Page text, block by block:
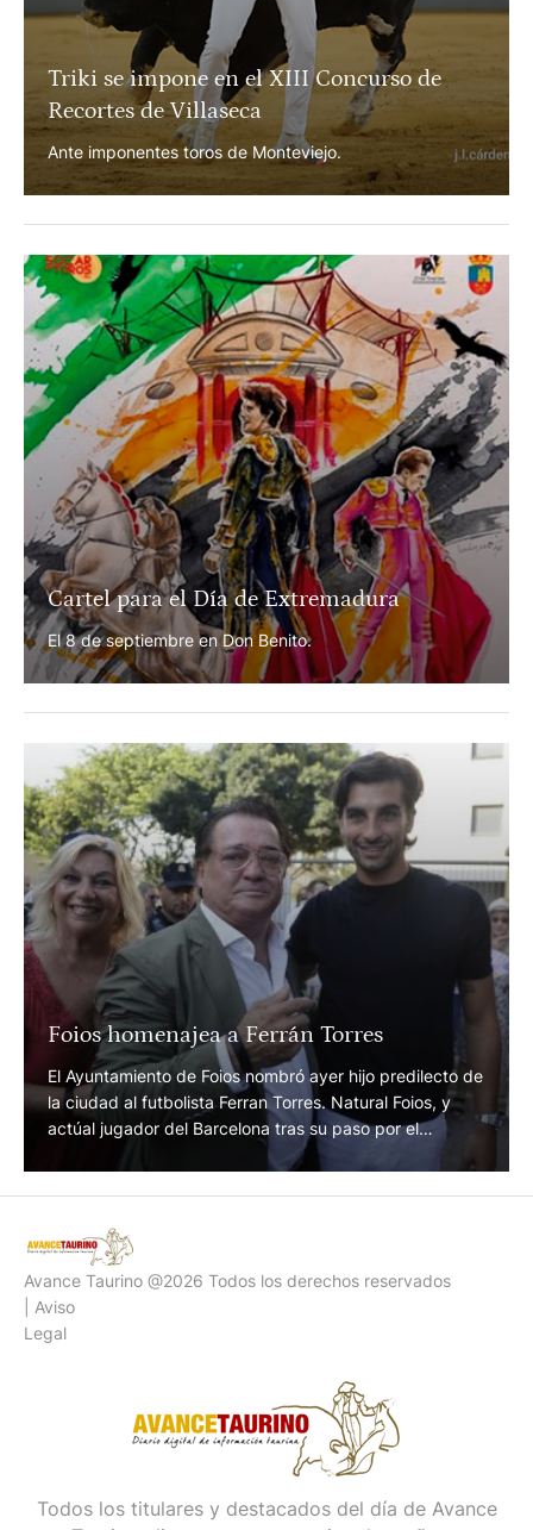
Triki se impone en el XIII Concurso de
Recortes de Villaseca
Ante imponentes toros de Monteviejo.
Cartel para el Día de Extremadura
El 8 de septiembre en Don Benito.
Foios homenajea a Ferrán Torres
El Ayuntamiento de Foios nombró ayer hijo predilecto de
la ciudad al futbolista Ferran Torres. Natural Foios, y
actúal jugador del Barcelona tras su paso por el
Valencia CF donde se forjó, ayer recibió el
ante la …
Avance Taurino @2026 Todos los derechos reservados
| Aviso
Legal
Todos los titulares y destacados del día de Avance